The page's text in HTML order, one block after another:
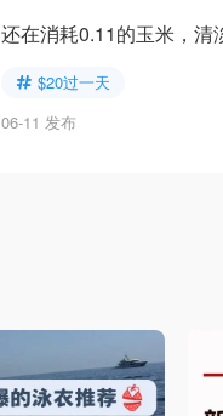
还在消耗0.11的玉米，清
$20过一天
06-11 发布